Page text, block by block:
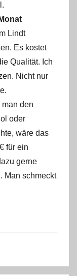
Lindt
Es kostet
Qualität. Ich
Nicht nur
den
oder
wäre das
für ein
gerne
Man schmeckt